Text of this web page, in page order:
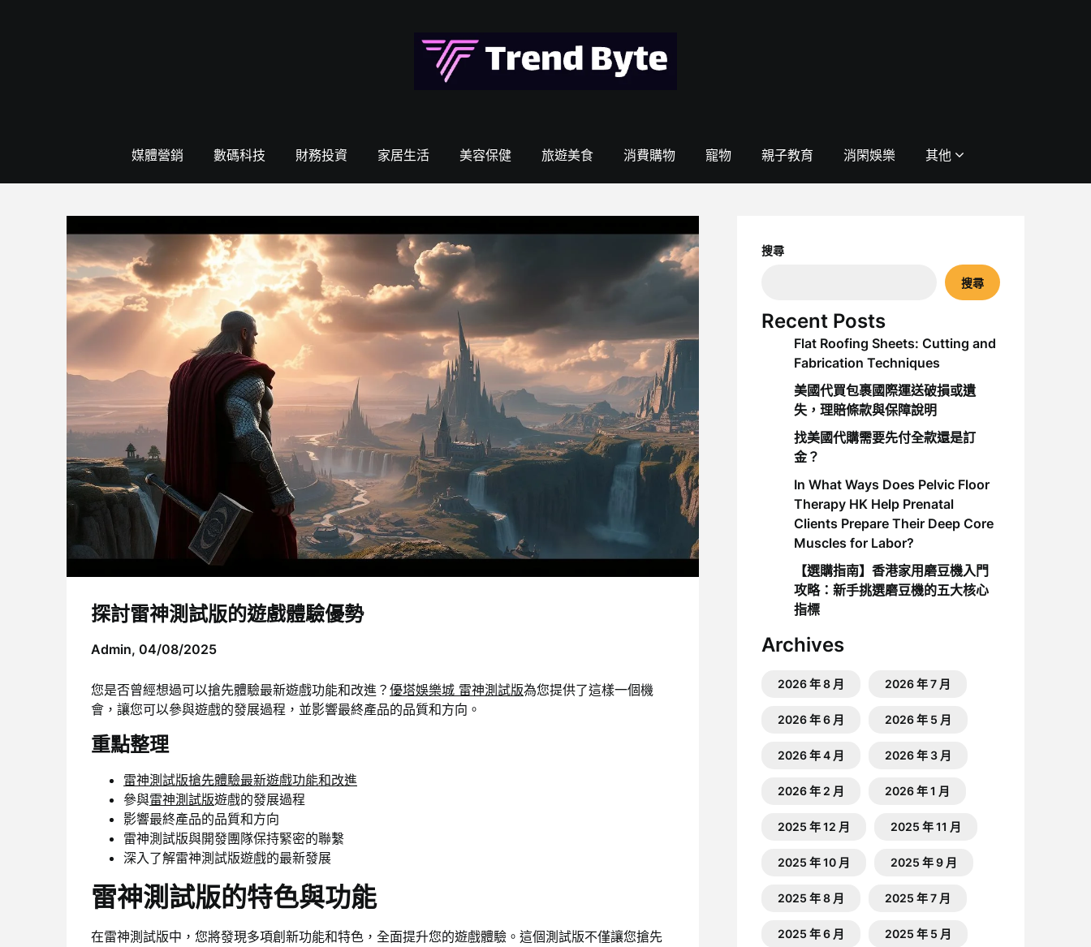
媒體營銷 數碼科技 財務投資 家居生活 美容保健 旅遊美食 消費購物 寵物 親子教育 消閑娛樂 其他
探討雷神測試版的遊戲體驗優勢
Admin, 04/08/2025
您是否曾經想過可以搶先體驗最新遊戲功能和改進？ 優塔娛樂城 雷神測試版為您提供了這樣一個機
會，讓您可以參與遊戲的發展過程，並影響最終產品的品質和方向。
重點整理
雷神測試版搶先體驗最新遊戲功能和改進
參與雷神測試版遊戲的發展過程
影響最終產品的品質和方向
雷神測試版與開發團隊保持緊密的聯繫
深入了解雷神測試版遊戲的最新發展
雷神測試版的特色與功能
在雷神測試版中，您將發現多項創新功能和特色，全面提升您的遊戲體驗。這個測試版不僅讓您搶先
搜尋
搜尋
Recent Posts
Flat Roofing Sheets: Cutting and
Fabrication Techniques
美國代買包裹國際運送破損或遺
失，理賠條款與保障說明
找美國代購需要先付全款還是訂
金？
In What Ways Does Pelvic Floor
Therapy HK Help Prenatal
Clients Prepare Their Deep Core
Muscles for Labor?
【選購指南】香港家用磨豆機入門
攻略：新手挑選磨豆機的五大核心
指標
Archives
2026 年 8 月 2026 年 7 月
2026 年 6 月 2026 年 5 月
2026 年 4 月 2026 年 3 月
2026 年 2 月 2026 年 1 月
2025 年 12 月 2025 年 11 月
2025 年 10 月 2025 年 9 月
2025 年 8 月 2025 年 7 月
2025 年 6 月 2025 年 5 月